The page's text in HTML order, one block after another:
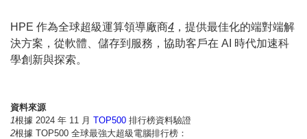
HPE 作為全球超級運算領導廠商4 ，提供最佳化的端對端解
決方案，從軟體、儲存到服務，協助客戶在 AI 時代加速科
學創新與探索。
資料來源
1根據 2024 年 11 月 TOP500 排行榜資料驗證
2根據 TOP500 全球最強大超級電腦排行榜：